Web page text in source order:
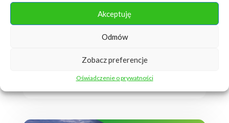
Akceptuję
Odmów
Zobacz preferencje
Oświadczenie o prywatności
Korzyści pracy z REMAX – Twój pewny
partner w zatrudnieniu w Niemczech W
szukając lepszych zarobków, nowych
rozwoju. Niemcy, jako nasz najbliższy...